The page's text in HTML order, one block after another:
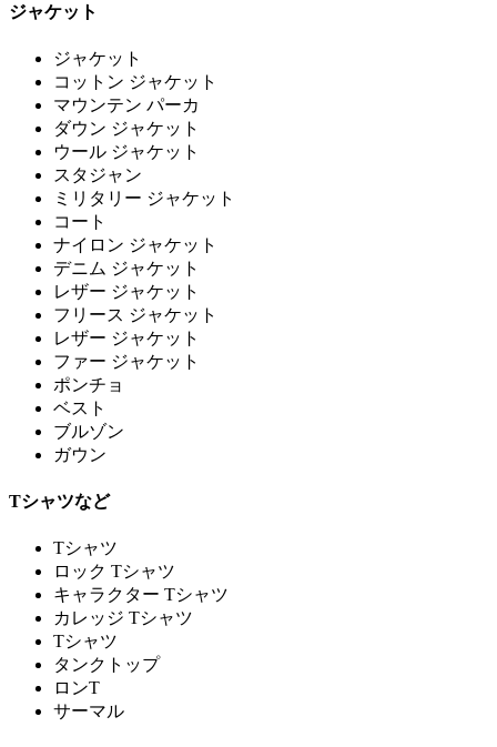
ジャケット
ジャケット
コットン ジャケット
マウンテン パーカ
ダウン ジャケット
ウール ジャケット
スタジャン
ミリタリー ジャケット
コート
ナイロン ジャケット
デニム ジャケット
レザー ジャケット
フリース ジャケット
レザー ジャケット
ファー ジャケット
ポンチョ
ベスト
ブルゾン
ガウン
Tシャツなど
Tシャツ
ロック Tシャツ
キャラクター Tシャツ
カレッジ Tシャツ
Tシャツ
タンクトップ
ロンT
サーマル